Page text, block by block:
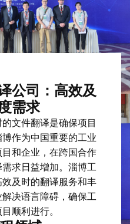
公司：高效及
需求
文件翻译是确保项目
作为中国重要的工业
和企业，在跨国合作
求日益增加。淄博工
及时的翻译服务和丰
决语言障碍，确保工
顺利进行。